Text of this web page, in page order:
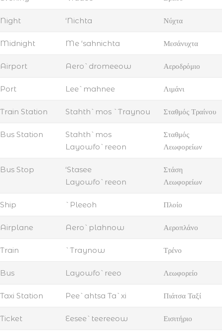
Night ‘Nichta Νύχτα
Midnight Me ‘sahnichta Μεσάνυχτα
Airport Aero`dromeeow Αεροδρόμιο
Port Lee`mahnee Λιμάνι
Train Station Stahth`mos `Traynou Σταθμός Τραίνου
Bus Station
Stahth`mos
Layowfo`reeon
Σταθμός
Λεωφορείων
Bus Stop
‘Stasee
Layowfo`reeon
Στάση
Λεωφορείων
Ship `Pleeoh Πλοίο
Airplane Aero`plahnow Αεροπλάνο
Train `Traynow Τρένο
Bus Layowfo`reeo Λεωφορείο
Taxi Station Pee`ahtsa Ta`xi Πιάτσα Ταξί
Ticket Eesee`teereeow Εισιτήριο